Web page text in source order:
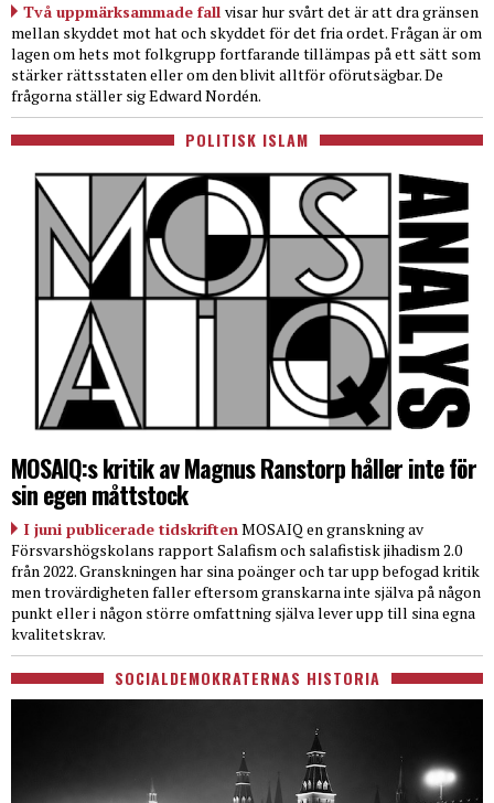
Två uppmärksammade fall visar hur svårt det är att dra gränsen
mellan skyddet mot hat och skyddet för det fria ordet. Frågan är om
lagen om hets mot folkgrupp fortfarande tillämpas på ett sätt som
stärker rättsstaten eller om den blivit alltför oförutsägbar. De
frågorna ställer sig Edward Nordén.
POLITISK ISLAM
MOSAIQ:s kritik av Magnus Ranstorp håller inte för
sin egen måttstock
I juni publicerade tidskriften MOSAIQ en granskning av
Försvarshögskolans rapport Salafism och salafistisk jihadism 2.0
från 2022. Granskningen har sina poänger och tar upp befogad kritik
men trovärdigheten faller eftersom granskarna inte själva på någon
punkt eller i någon större omfattning själva lever upp till sina egna
kvalitetskrav.
SOCIALDEMOKRATERNAS HISTORIA